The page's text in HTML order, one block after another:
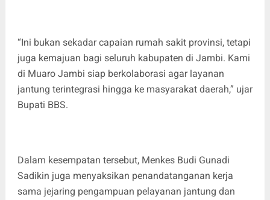
“Ini bukan sekadar capaian rumah sakit provinsi, tetapi
juga kemajuan bagi seluruh kabupaten di Jambi. Kami
di Muaro Jambi siap berkolaborasi agar layanan
jantung terintegrasi hingga ke masyarakat daerah,” ujar
Bupati BBS.
Dalam kesempatan tersebut, Menkes Budi Gunadi
Sadikin juga menyaksikan penandatanganan kerja
sama jejaring pengampuan pelayanan jantung dan